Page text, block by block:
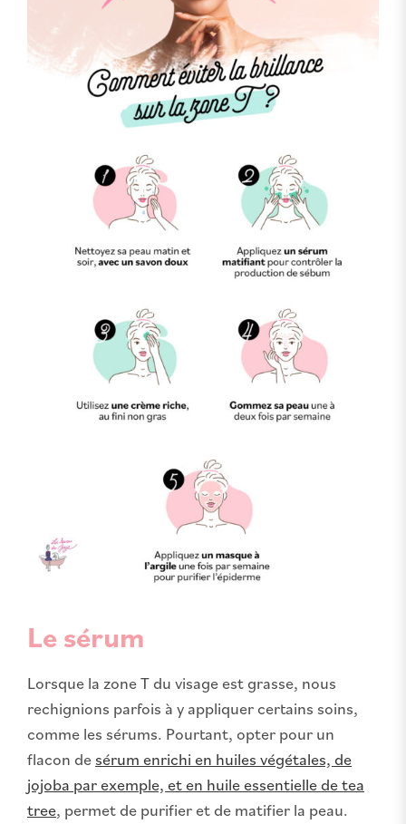
Le sérum
Lorsque la zone T du visage est grasse, nous
rechignions parfois à y appliquer certains soins,
comme les sérums. Pourtant, opter pour un
flacon desérum enrichi en huiles végétales, de
jojoba par exemple, et en huile essentielle de tea
tree, permet de purifier et de matifier la peau.